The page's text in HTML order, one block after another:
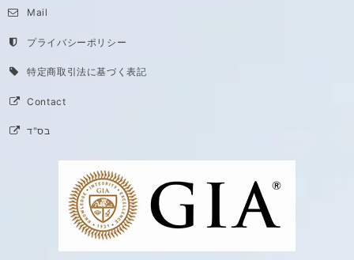
Mail
プライバシーポリシー
特定商取引法に基づく表記
Contact
בס"ד